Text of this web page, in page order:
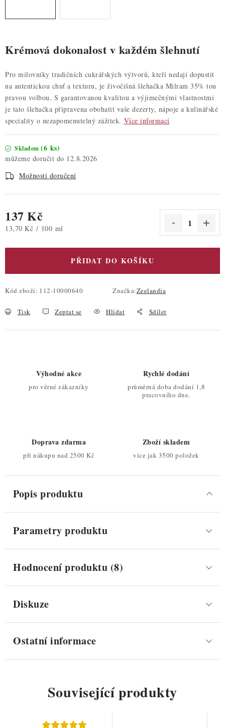
Hodnocení obchodu
Blog
Moje objednávka
Krémová dokonalost v každém šlehnutí
Pro milovníky tradičních cukrářských výtvorů, kteří nedají dopustit
na autentickou chuť a texturu, je živočišná šlehačka Milram 35% tou
pravou volbou. S garantovanou kvalitou a výjimečnými vlastnostmi
je tato šlehačka připravena obohatit vaše dezerty, nápoje a kulinářské
speciality o nezapomenutelný zážitek. Více informací
Skladem (6 ks)
12.8.2026
Možnosti doručení
137 Kč
Měrná cena:
13,70 Kč / 100 ml
PŘIDAT DO KOŠÍKU
Kód zboží: 112-10000640 Značka:Zeelandia
Tisk Zeptat se Hlídat Sdílet
Výhodné akce
pro věrné zákazníky
Rychlé dodání
průměrná doba dodání 1,8
pracovního dne.
Doprava zdarma
při nákupu nad 2500 Kč
Zboží skladem
více jak 3500 položek
Popis produktu
Parametry produktu
Hodnocení produktu (8)
Diskuze
Ostatní informace
Související produkty